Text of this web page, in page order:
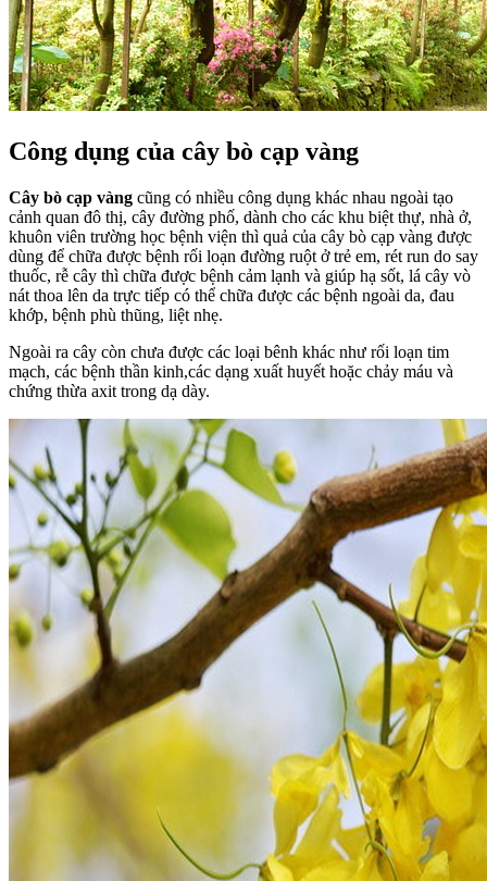
Công dụng của cây bò cạp vàng
Cây bò cạp vàng cũng có nhiều công dụng khác nhau ngoài tạo
cảnh quan đô thị, cây đường phố, dành cho các khu biệt thự, nhà ở,
khuôn viên trường học bệnh viện thì quả của cây bò cạp vàng được
dùng để chữa được bệnh rối loạn đường ruột ở trẻ em, rét run do say
thuốc, rễ cây thì chữa được bệnh cảm lạnh và giúp hạ sốt, lá cây vò
nát thoa lên da trực tiếp có thể chữa được các bệnh ngoài da, đau
khớp, bệnh phù thũng, liệt nhẹ.
Ngoài ra cây còn chưa được các loại bênh khác như rối loạn tim
mạch, các bệnh thần kinh,các dạng xuất huyết hoặc chảy máu và
chứng thừa axit trong dạ dày.